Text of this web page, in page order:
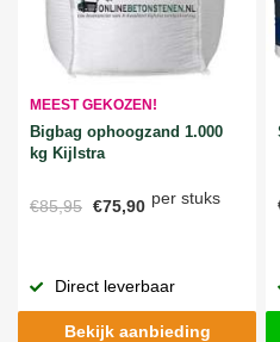
MEEST GEKOZEN!
Bigbag ophoogzand 1.000
kg Kijlstra
€85,95 €75,90 per stuks
Direct leverbaar
Bekijk aanbieding